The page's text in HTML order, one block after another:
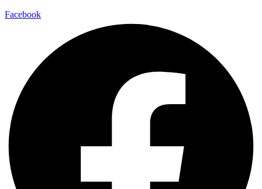
Facebook